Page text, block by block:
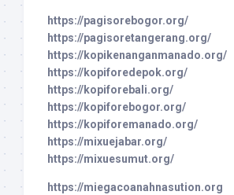
https://pagisorebogor.org/
https://pagisoretangerang.org/
https://kopikenanganmanado.org/
https://kopiforedepok.org/
https://kopiforebali.org/
https://kopiforebogor.org/
https://kopiforemanado.org/
https://mixuejabar.org/
https://mixuesumut.org/
https://miegacoanahnasution.org